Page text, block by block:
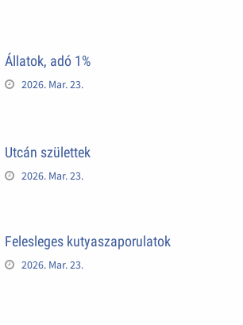
Állatok, adó 1%
2026. Mar. 23.
Utcán születtek
2026. Mar. 23.
Felesleges kutyaszaporulatok
2026. Mar. 23.